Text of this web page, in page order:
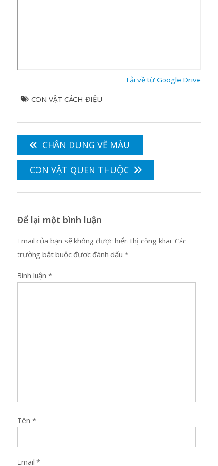
Tải về từ Google Drive
CON VẬT CÁCH ĐIỆU
hướng
bài
viết
CHÂN DUNG VẼ MÀU
CON VẬT QUEN THUỘC
Để lại một bình luận
Email của bạn sẽ không được hiển thị công khai. Các
trường bắt buộc được đánh dấu *
Bình luận *
Tên *
Email *